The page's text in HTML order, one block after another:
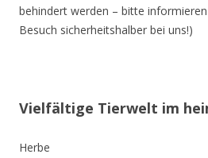
behindert werden – bitte
Besuch sicherheitshalber bei uns!)
Vielfältige Tierwelt im
Herbe